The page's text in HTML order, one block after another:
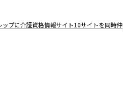
ップに介護資格情報サイト10サイトを同時仲